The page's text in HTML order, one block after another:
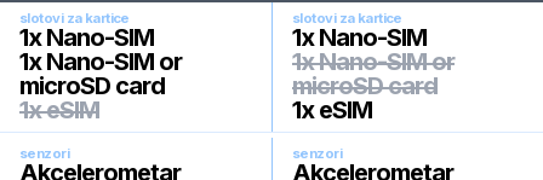
slotovi za kartice
1x Nano-SIM
1x Nano-SIM or
microSD card
1x eSIM
slotovi za kartice
1x Nano-SIM
1x Nano-SIM or
microSD card
1x eSIM
senzori
Akcelerometar
senzori
Akcelerometar